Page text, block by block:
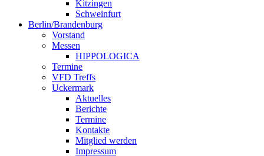
Kitzingen
Schweinfurt
Berlin/Brandenburg
Vorstand
Messen
HIPPOLOGICA
Termine
VFD Treffs
Uckermark
Aktuelles
Berichte
Termine
Kontakte
Mitglied werden
Impressum